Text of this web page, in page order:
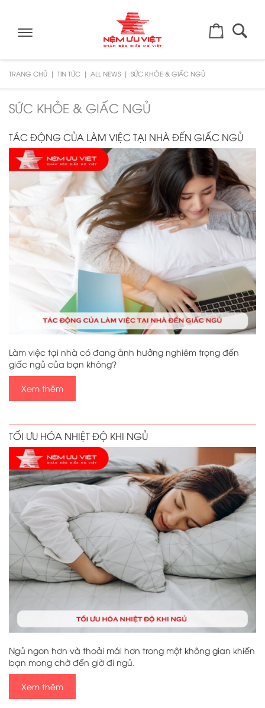
Toggle
TRANG CHỦ TIN TỨC ALL NEWS SỨC KHỎE & GIẤC NGỦ
SỨC KHỎE & GIẤC NGỦ
TÁC ĐỘNG CỦA LÀM VIỆC TẠI NHÀ ĐẾN GIẤC NGỦ
Làm việc tại nhà có đang ảnh hưởng nghiêm trọng đến
giấc ngủ của bạn không?
Xem thêm
TỐI ƯU HÓA NHIỆT ĐỘ KHI NGỦ
Ngủ ngon hơn và thoải mái hơn trong một không gian khiến
bạn mong chờ đến giờ đi ngủ.
Xem thêm